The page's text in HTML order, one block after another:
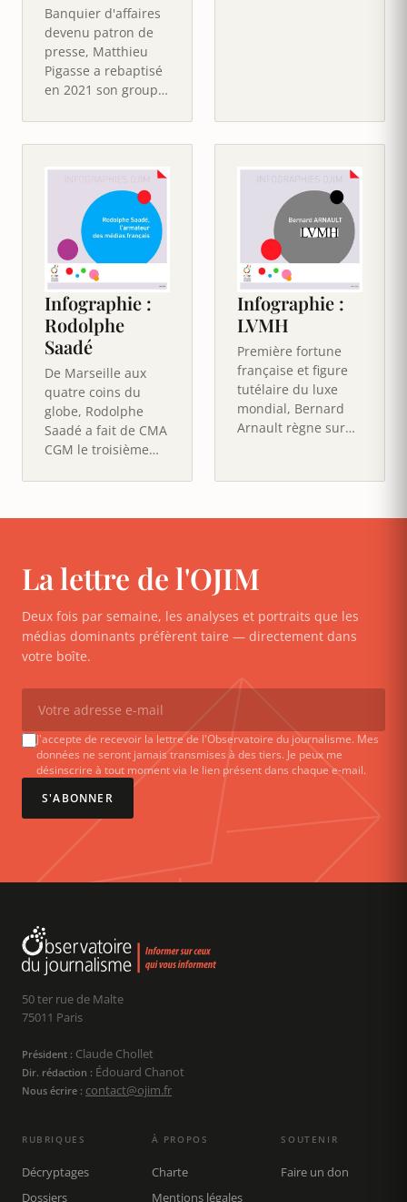
Banquier d'affaires
devenu patron de
presse, Matthieu
Pigasse a rebaptisé
en 2021 son groupe
un programme :
Combat.…
Infographie :
Rodolphe
Saadé
De Marseille aux
quatre coins du
globe, Rodolphe
Saadé a fait de CMA
CGM le troisième
et la première
Infographie :
LVMH
Première fortune
française et figure
tutélaire du luxe
mondial, Bernard
Arnault règne sur
Vuitton à…
La lettre de l'OJIM
Deux fois par semaine, les analyses et portraits que les
médias dominants préfèrent taire — directement dans
votre boîte.
J'accepte de recevoir la lettre de l'Observatoire du journalisme. Mes
données ne seront jamais transmises à des tiers. Je peux me
désinscrire à tout moment via le lien présent dans chaque e-mail.
S'ABONNER
50 ter rue de Malte
75011 Paris
Président : Claude Chollet
Dir. rédaction : Édouard Chanot
Nous écrire : contact@ojim.fr
RUBRIQUES
Décryptages
Dossiers
À PROPOS
Charte
Mentions légales
SOUTENIR
Faire un don